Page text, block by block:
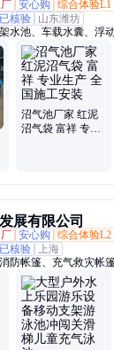
厂 安心购 综合体验L1
核验
山东潍坊
水池、车载水囊、浮
梁预压水袋、车载水
沼气池厂家 红泥
沼气袋 富祥 专业
展有限公司
厂 安心购 综合体验L2
核验
上海
防帐篷、充气救灾帐
、消防逃生演习帐篷
假目标、星空房、泡